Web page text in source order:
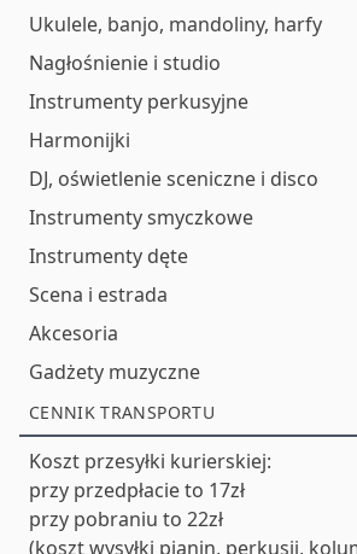
Ukulele, banjo, mandoliny, harfy
Nagłośnienie i studio
Instrumenty perkusyjne
Harmonijki
DJ, oświetlenie sceniczne i disco
Instrumenty smyczkowe
Instrumenty dęte
Scena i estrada
Akcesoria
Gadżety muzyczne
CENNIK TRANSPORTU
Koszt przesyłki kurierskiej:
przy przedpłacie to 17zł
przy pobraniu to 22zł
(koszt wysyłki pianin, perkusji,